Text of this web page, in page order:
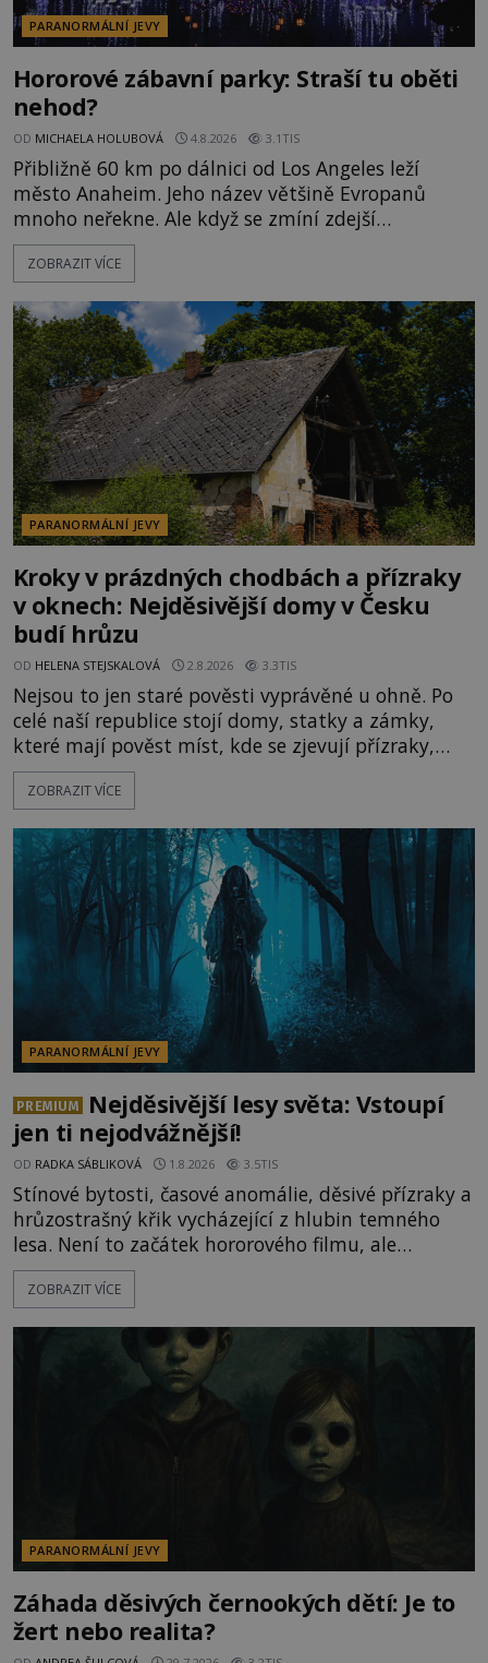
PARANORMÁLNÍ JEVY
Hororové zábavní parky: Straší tu oběti
nehod?
OD MICHAELA HOLUBOVÁ 4.8.2026 3.1TIS
Přibližně 60 km po dálnici od Los Angeles leží
město Anaheim. Jeho název většině Evropanů
mnoho neřekne. Ale když se zmíní zdejší
Disneyland, je hned jasno. Zábavní park vyroste na
poklidném místě bývalého sadu pomerančovníků.
kolem 17 000 000 zábavychtivých lidí ročně. A ač je
velká snaha to utajit, někteří z
ZOBRAZIT VÍCE
PARANORMÁLNÍ JEVY
Kroky v prázdných chodbách a přízraky
v oknech: Nejděsivější domy v Česku
budí hrůzu
OD HELENA STEJSKALOVÁ 2.8.2026 3.3TIS
Nejsou to jen staré pověsti vyprávěné u ohně. Po
celé naší republice stojí domy, statky a zámky,
které mají pověst míst, kde se zjevují přízraky,
ozývají nevysvětlitelné zvuky nebo se dějí podivné
jevy. Zatímco historici většinou hledají racionální
lokality vykazují nápadně podobná svědectví po
celé generace. A právě tato opakující se svědectví
ZOBRAZIT VÍCE
PARANORMÁLNÍ JEVY
PREMIUM
Nejděsivější lesy světa: Vstoupí
jen ti nejodvážnější!
OD RADKA SÁBLIKOVÁ 1.8.2026 3.5TIS
Stínové bytosti, časové anomálie, děsivé přízraky a
hrůzostrašný křik vycházející z hlubin temného
lesa. Není to začátek hororového filmu, ale
události, které popisují návštěvníci lesů, které jsou
označovány jako nejděsivější na světě. Lidé bydlící
vyhýbají! Už jste o těchto lesích slyšeli? A odvážili
byste se je navštívit? [gallery ids="17
ZOBRAZIT VÍCE
PARANORMÁLNÍ JEVY
Záhada děsivých černookých dětí: Je to
žert nebo realita?